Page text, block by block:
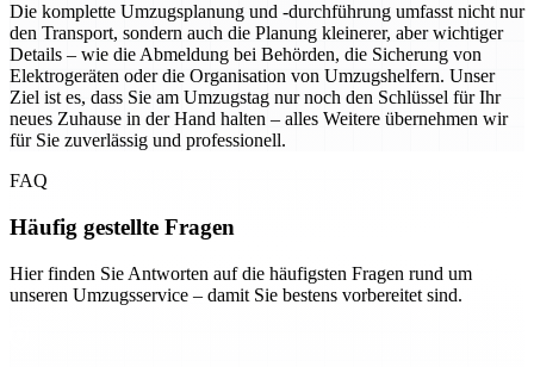
Die komplette Umzugsplanung und -durchführung umfasst nicht nur
den Transport, sondern auch die Planung kleinerer, aber wichtiger
Details – wie die Abmeldung bei Behörden, die Sicherung von
Elektrogeräten oder die Organisation von Umzugshelfern. Unser
Ziel ist es, dass Sie am Umzugstag nur noch den Schlüssel für Ihr
neues Zuhause in der Hand halten – alles Weitere übernehmen wir
für Sie zuverlässig und professionell.
FAQ
Häufig gestellte Fragen
Hier finden Sie Antworten auf die häufigsten Fragen rund um
unseren Umzugsservice – damit Sie bestens vorbereitet sind.